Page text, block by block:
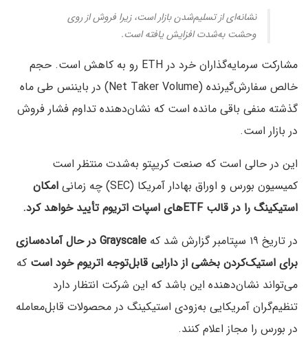
نشانه‌ای از تسلیم‌شدن بازار است، زیرا فروش از روی
وحشت به‌شدت افزایش یافته است.
مشارکت سرمایه‌گذاران خرد در ETH رو به کاهش است. حجم
خالص سفارش‌گیرنده (Net Taker Volume) در بایننس طی ماه
گذشته منفی باقی مانده است که نشان‌دهنده تداوم فشار فروش
در بازار است.
این در حالی است که صنعت کریپتو به‌شدت منتظر است
کمیسیون بورس و اوراق بهادار آمریکا (SEC) چه زمانی
امکان
استیکینگ را در قالب ETFهای اسپات اتریوم تأیید خواهد کرد.
در تاریخ ۱۹ سپتامبر گزارش شد که
Grayscale در حال آماده‌سازی
برای استیک‌کردن بخشی از دارایی قابل‌توجه اتریوم خود است که
می‌تواند نشان‌دهنده این باشد که این شرکت انتظار دارد
تنظیم‌گران آمریکایی به‌زودی استیکینگ در محصولات قابل‌معامله
در بورس را مجاز اعلام کنند.